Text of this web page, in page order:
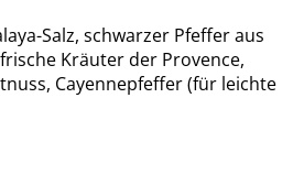
Salz, schwarzer Pfeffer aus
Kräuter der Provence,
Cayennepfeffer (für leichte